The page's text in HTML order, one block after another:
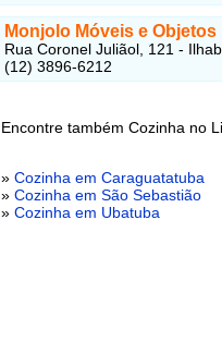
Monjolo Móveis e Objetos
Rua Coronel Juliãol, 121 -
(12) 3896-6212
Encontre também Cozinha no
» Cozinha em Caraguatatuba
» Cozinha em São Sebastião
» Cozinha em Ubatuba